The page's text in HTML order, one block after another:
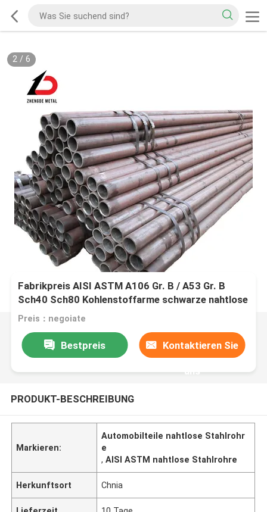
2/ 6
Fabrikpreis AISI ASTM A106 Gr. B / A53 Gr. B
Sch40 Sch80 Kohlenstoffarme schwarze nahtlose
Stahlrohre für Autoteile
Preis：negoiate
Bestpreis Kontaktieren Sie
uns
PRODUKT-BESCHREIBUNG
Markieren:
Automobilteile nahtlose Stahlrohr
e
,AISI ASTM nahtlose Stahlrohre
Herkunftsort Chnia